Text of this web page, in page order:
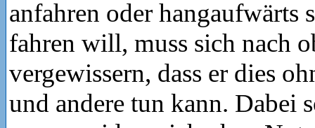
anfahren oder hangaufwärts
fahren will, muss sich nach
vergewissern, dass er dies
und andere tun kann. Dabei